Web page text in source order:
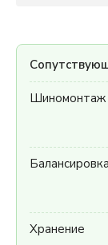
Шиномонтаж
Балансировка
Хранение